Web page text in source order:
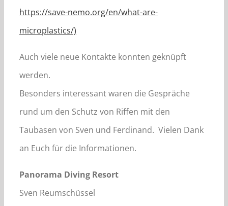
https://save-nemo.org/en/what-are-
microplastics/)
Auch viele neue Kontakte konnten geknüpft
werden.
Besonders interessant waren die Gespräche
rund um den Schutz von Riffen mit den
Taubasen von Sven und Ferdinand. Vielen Dank
an Euch für die Informationen.
Panorama Diving Resort
Sven Reumschüssel